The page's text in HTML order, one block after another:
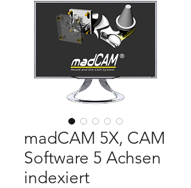
madCAM 5X, CAM
Software 5 Achsen
indexiert